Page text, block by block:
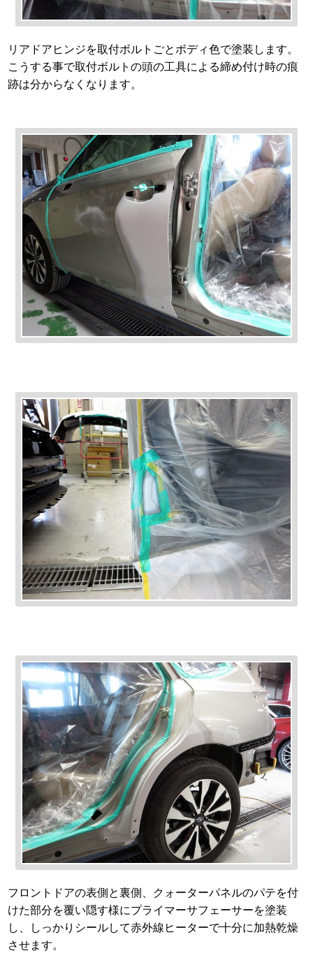
リアドアヒンジを取付ボルトごとボディ色で塗装します。
こうする事で取付ボルトの頭の工具による締め付け時の痕
跡は分からなくなります。
フロントドアの表側と裏側、クォーターパネルのパテを付
けた部分を覆い隠す様にプライマーサフェーサーを塗装
し、しっかりシールして赤外線ヒーターで十分に加熱乾燥
させます。